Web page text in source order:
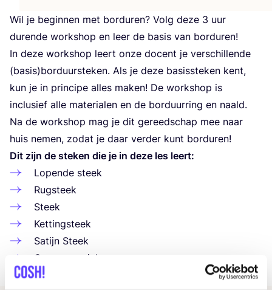
Wil je begin­nen met bor­du­ren? Volg deze 3 uur
duren­de work­shop en leer de basis van borduren!
In deze work­shop leert onze docent je ver­schil­len­de
(basis)borduursteken. Als je deze basis­ste­ken kent,
kun je in prin­ci­pe alles maken! De work­shop is
inclu­sief alle mate­ri­a­len en de bor­duur­ring en naald.
Na de work­shop mag je dit gereed­schap mee naar
huis nemen, zodat je daar ver­der kunt borduren!
Dit zijn de ste­ken die je in deze les leert:
Lopen­de steek
Rug­steek
Steek
Ket­ting­steek
Satijn Steek
Gewe­ven wiel